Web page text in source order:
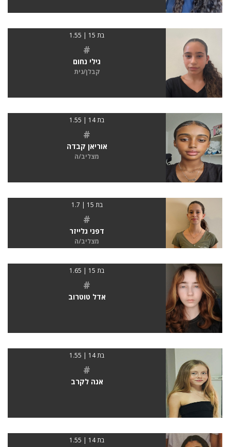
בת 15 | 1.55
#
גילי נחום
קבלן/נית
בת 14 | 1.55
#
אוריאן קבדה
מצליב/ה
בת 15 | 1.7
#
דפני גלייזר
מצליב/ה
בת 15 | 1.65
#
אדל טוטרוב
בת 14 | 1.55
#
אנה לקרב
בת 14 | 1.55